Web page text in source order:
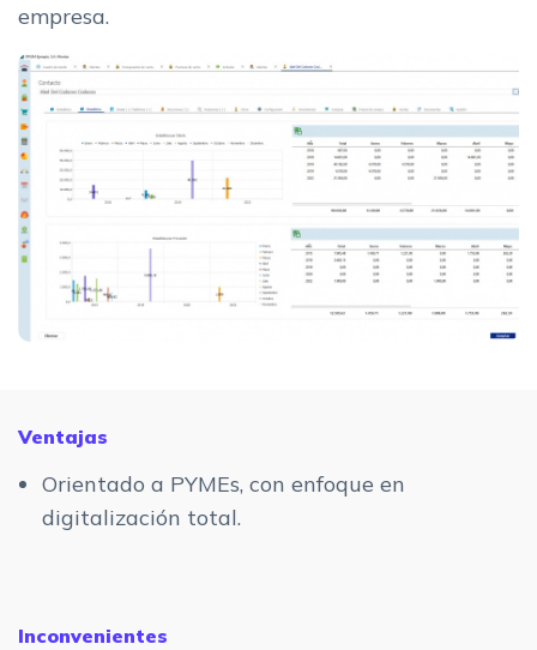
empresa.
Ventajas
Orientado a PYMEs, con enfoque en
digitalización total.
Inconvenientes